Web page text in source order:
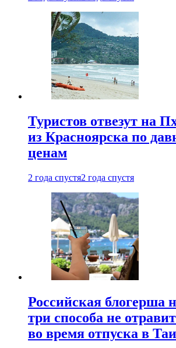
Туристов отвезут на
из Красноярска по
ценам
2 года спустя2 года спустя
Российская блогерша
три способа не
во время отпуска в